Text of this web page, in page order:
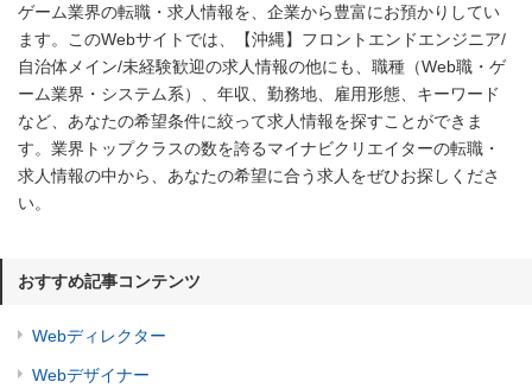
ゲーム業界の転職・求人情報を、企業から豊富にお預かりしてい
ます。このWebサイトでは、【沖縄】フロントエンドエンジニア/
自治体メイン/未経験歓迎の求人情報の他にも、職種（Web職・ゲ
ーム業界・システム系）、年収、勤務地、雇用形態、キーワード
など、あなたの希望条件に絞って求人情報を探すことができま
す。業界トップクラスの数を誇るマイナビクリエイターの転職・
求人情報の中から、あなたの希望に合う求人をぜひお探しくださ
い。
おすすめ記事コンテンツ
Webディレクター
Webデザイナー